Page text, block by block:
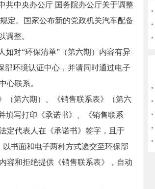
中央办公厅 国务院办公厅关于调整
定。国家公布新的党政机关汽车配备
调整。
对“环保清单”（第六期）内容有异
部环境认证中心，并请同时通过电子
心联系。
第六期）、《销售联系表》（第六
填写打印《承诺书》、《销售联系
定代表人在《承诺书》签字，且于
以书面和电子两种方式递交至环保部
容和拒绝提供《销售联系表》，自动